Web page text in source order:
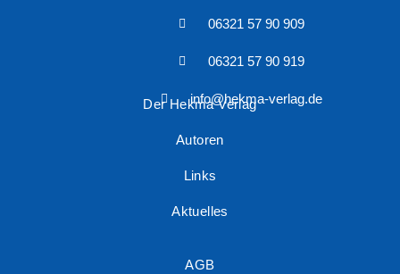
06321 57 90 909
06321 57 90 919
info@hekma-verlag.de
Der Hekma Verlag
Autoren
Links
Aktuelles
AGB